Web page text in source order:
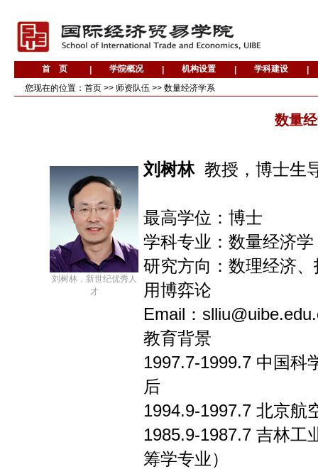
您现在的位置： 首页 >> 师资队伍 >> 数量经济学系
数量
刘树林，新世纪优秀人
才
刘树林教授，博士生
最高学位：博士
学科专业：数量经济学
研究方向：数理经济
用博弈论
Email：
教育背景
1997.7-1999.7 中国科
后
1994.9-1997.7 北京航
1985.9-1987.7 吉林工
筹学专业）